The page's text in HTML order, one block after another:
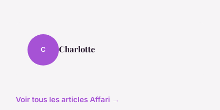
C Charlotte
Voir tous les articles Affari →